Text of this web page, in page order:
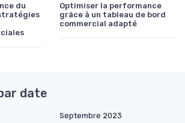
du
Optimiser la performance
grâce à un tableau de bord
commercial adapté
date
Septembre 2023